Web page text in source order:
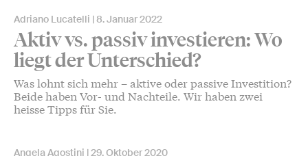
Adriano Lucatelli 8. Januar 2022
Aktiv vs. passiv investieren: Wo
liegt der Unterschied?
Was lohnt sich mehr – aktive oder passive Investition?
Beide haben Vor- und Nachteile. Wir haben zwei
heisse Tipps für Sie.
Angela Agostini 29. Oktober 2020